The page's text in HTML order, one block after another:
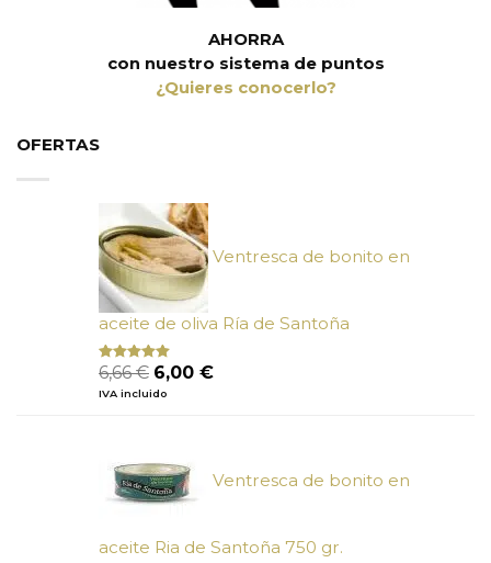
AHORRA
con nuestro sistema de puntos
¿Quieres conocerlo?
OFERTAS
Ventresca de bonito en
aceite de oliva Ría de Santoña
Valorado
con
de 5
6,66€ El
precio
6,00 €El
IVA incluido
Ventresca de bonito en
aceite Ria de Santoña 750 gr.